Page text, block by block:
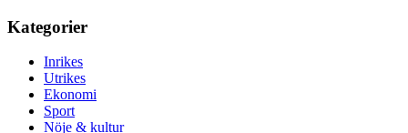
Kategorier
Inrikes
Utrikes
Ekonomi
Sport
Nöje & kultur